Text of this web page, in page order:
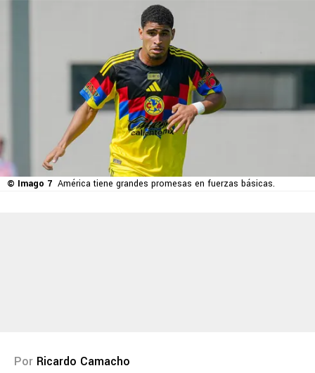
© Imago 7 América tiene grandes promesas en fuerzas básicas.
Por Ricardo Camacho